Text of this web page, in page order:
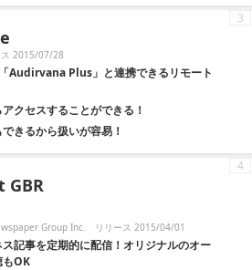
ス 2015/07/28
Audirvana Plus」と連携できるリモート
クセスすることができる！
きるから扱いが容易！
3
GBR
Group Inc. リリース 2015/04/01
記事を定期的に配信！オリジナルのオー
もOK
4